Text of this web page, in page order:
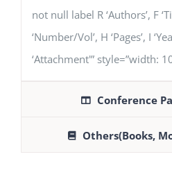
not null label R ‘Authors’, F
‘Number/Vol’, H ‘Pages’, I
‘Attachment'” style=”width:
Conference
Others(Books,